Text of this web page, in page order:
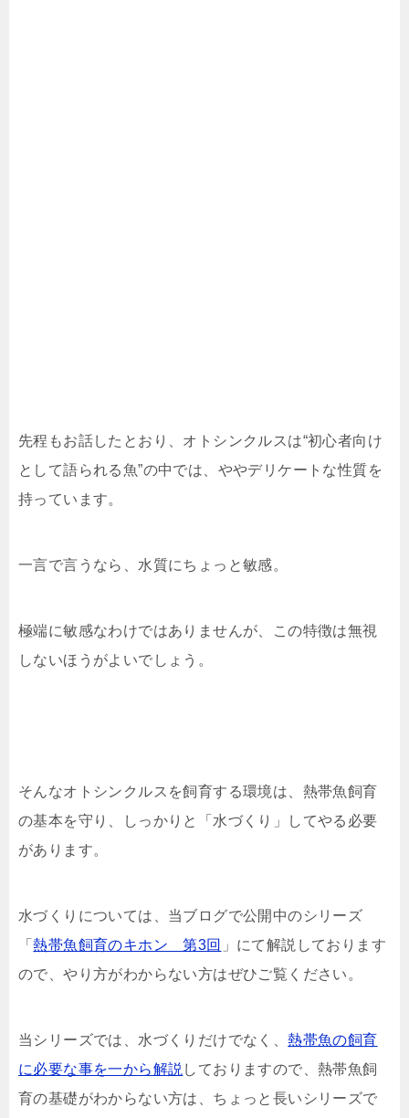
先程もお話したとおり、オトシンクルスは“初心者向け
として語られる魚”の中では、ややデリケートな性質を
持っています。
一言で言うなら、水質にちょっと敏感。
極端に敏感なわけではありませんが、この特徴は無視
しないほうがよいでしょう。
そんなオトシンクルスを飼育する環境は、熱帯魚飼育
の基本を守り、しっかりと「水づくり」してやる必要
があります。
水づくりについては、当ブログで公開中のシリーズ
「熱帯魚飼育のキホン 第3回 」にて解説しております
ので、やり方がわからない方はぜひご覧ください。
当シリーズでは、水づくりだけでなく、熱帯魚の飼育
に必要な事を一から解説 しておりますので、熱帯魚飼
育の基礎がわからない方は、ちょっと長いシリーズで